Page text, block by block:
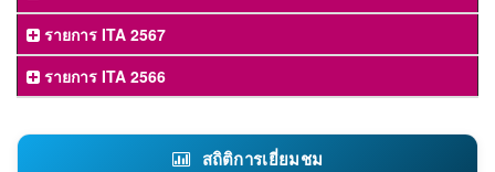
รายการ ITA 2567
รายการ ITA 2566
สถิติการเยี่ยมชม